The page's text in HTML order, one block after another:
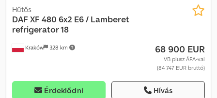
Kraków 328 km
Hűtős
DAF XF 480 6x2 E6 / Lamberet
refrigerator 18
68 900 EUR
VB plusz ÁFA-val
(84 747 EUR bruttó)
Érdeklődni Hívás